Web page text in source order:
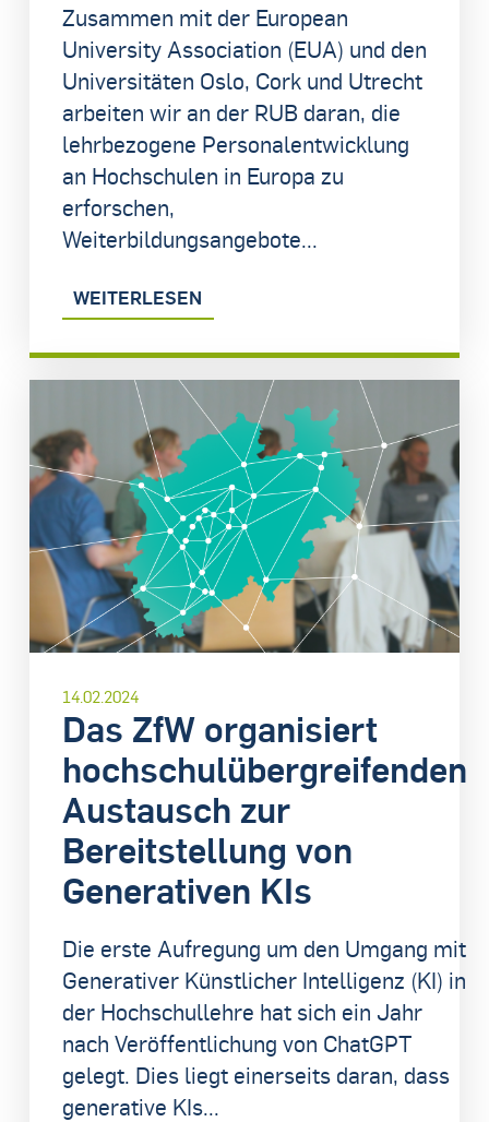
Zusammen mit der European
University Association (EUA) und den
Universitäten Oslo, Cork und Utrecht
arbeiten wir an der RUB daran, die
lehrbezogene Personalentwicklung
an Hochschulen in Europa zu
erforschen,
Weiterbildungsangebote...
WEITERLESEN
14.02.2024
Das ZfW organisiert
hochschulübergreifenden
Austausch zur
Bereitstellung von
Generativen KIs
Die erste Aufregung um den Umgang mit
Generativer Künstlicher Intelligenz (KI) in
der Hochschullehre hat sich ein Jahr
nach Veröffentlichung von ChatGPT
gelegt. Dies liegt einerseits daran, dass
generative KIs...